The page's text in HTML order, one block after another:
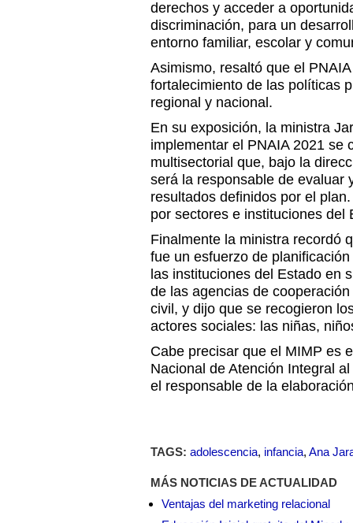
derechos y acceder a
discriminación, para un
entorno familiar, escolar y
Asimismo, resaltó que el
fortalecimiento de las políticas
regional y nacional.
En su exposición, la ministra
implementar el PNAIA 2021 se
multisectorial que, bajo la
será la responsable de evaluar
resultados definidos por el
por sectores e instituciones del
Finalmente la ministra recordó
fue un esfuerzo de
las instituciones del Estado en
de las agencias de
civil, y dijo que se recogieron
actores sociales: las niñas,
Cabe precisar que el MIMP es
Nacional de Atención Integral
el responsable de la
TAGS: adolescencia, infancia, Ana
MÁS NOTICIAS DE ACTUALIDAD
Ventajas del marketing relacional